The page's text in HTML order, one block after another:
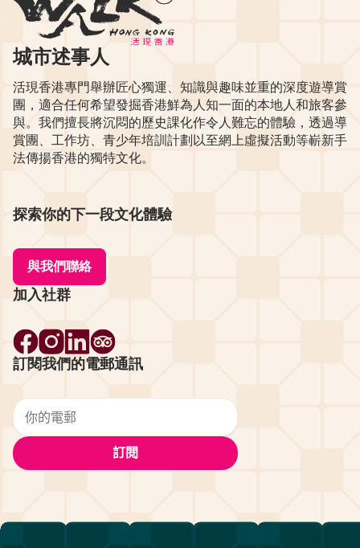
城市述事人
活現香港專門舉辦匠心獨運、知識與趣味並重的深度遊導賞
團，適合任何希望發掘香港鮮為人知一面的本地人和旅客參
與。我們擅長將沉悶的歷史課化作令人難忘的體驗，透過導
賞團、工作坊、青少年培訓計劃以至網上虛擬活動等嶄新手
法傳揚香港的獨特文化。
探索你的下一段文化體驗
與我們聯絡
加入社群
訂閱我們的電郵通訊